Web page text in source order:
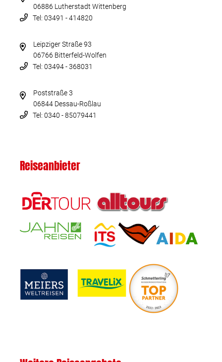
06886 Lutherstadt Wittenberg
Tel: 03491 - 414820
Leipziger Straße 93
06766 Bitterfeld-Wolfen
Tel: 03494 - 368031
Poststraße 3
06844 Dessau-Roßlau
Tel: 0340 - 85079441
Reiseanbieter